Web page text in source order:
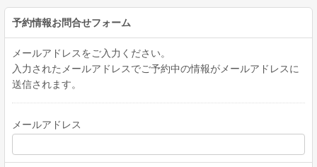
予約情報お問合せフォーム
メールアドレスをご入力ください。
入力されたメールアドレスでご予約中の情報がメールアドレスに
送信されます。
メールアドレス